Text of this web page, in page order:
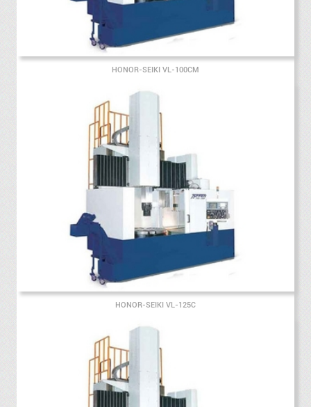
HONOR-SEIKI VL-100CM
HONOR-SEIKI VL-125C